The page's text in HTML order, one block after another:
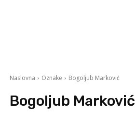
Naslovna Oznake Bogoljub Marković
Bogoljub Marković